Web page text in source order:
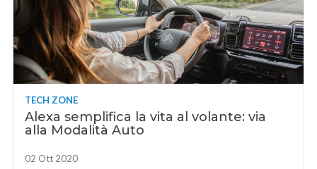
TECH ZONE
Alexa semplifica la vita al volante: via
alla Modalità Auto
02 Ott 2020